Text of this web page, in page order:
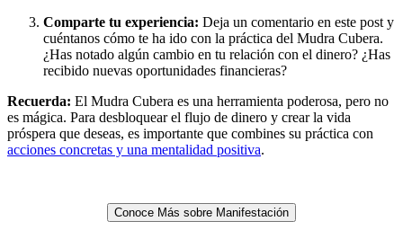
Comparte tu experiencia: Deja un comentario en este post y
cuéntanos cómo te ha ido con la práctica del Mudra Cubera.
¿Has notado algún cambio en tu relación con el dinero? ¿Has
recibido nuevas oportunidades financieras?
Recuerda: El Mudra Cubera es una herramienta poderosa, pero no
es mágica. Para desbloquear el flujo de dinero y crear la vida
próspera que deseas, es importante que combines su práctica con
acciones concretas y una mentalidad positiva.
Conoce Más sobre Manifestación